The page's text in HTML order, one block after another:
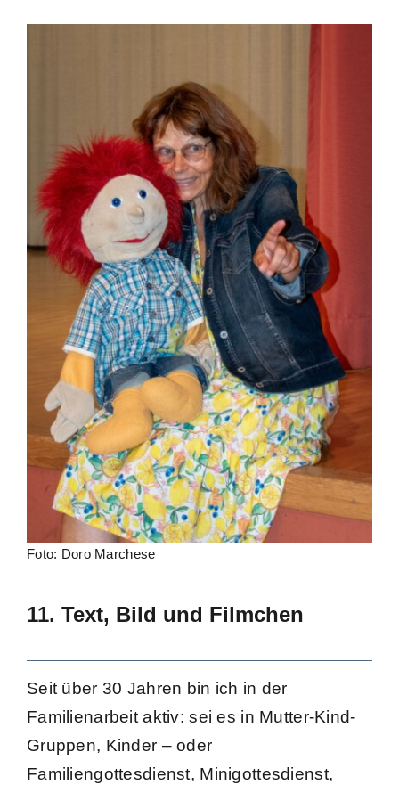
Foto: Doro Marchese
11. Text, Bild und Filmchen
Seit über 30 Jahren bin ich in der
Familienarbeit aktiv: sei es in Mutter-Kind-
Gruppen, Kinder – oder
Familiengottesdienst, Minigottesdienst,